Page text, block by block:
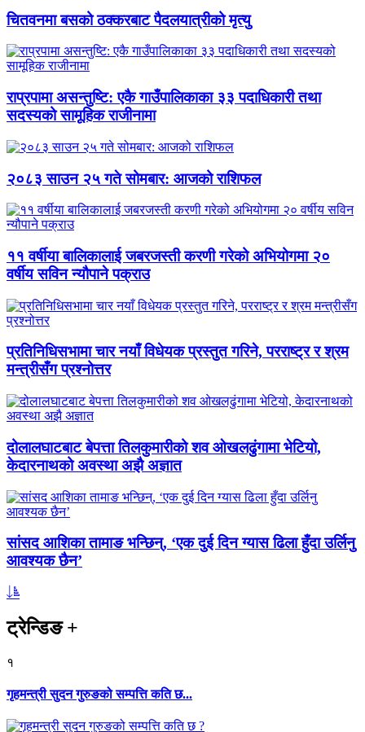
चितवनमा बसको ठक्करबाट पैदलयात्रीको मृत्यु
राप्रपामा असन्तुष्टि: एकै गाउँपालिकाका ३३ पदाधिकारी तथा
सदस्यको सामूहिक राजीनामा
२०८३ साउन २५ गते सोमबार: आजको राशिफल
११ वर्षीया बालिकालाई जबरजस्ती करणी गरेको अभियोगमा २०
वर्षीय सविन न्यौपाने पक्राउ
प्रतिनिधिसभामा चार नयाँ विधेयक प्रस्तुत गरिने, परराष्ट्र र श्रम
मन्त्रीसँग प्रश्नोत्तर
दोलालघाटबाट बेपत्ता तिलकुमारीको शव ओखलढुंगामा भेटियो,
केदारनाथको अवस्था अझै अज्ञात
सांसद आशिका तामाङ भन्छिन्, ‘एक दुई दिन ग्यास ढिला हुँदा उर्लिनु
आवश्यक छैन’
ट्रेन्डिङ+
१
गृहमन्त्री सुदन गुरुङको सम्पत्ति कति छ...